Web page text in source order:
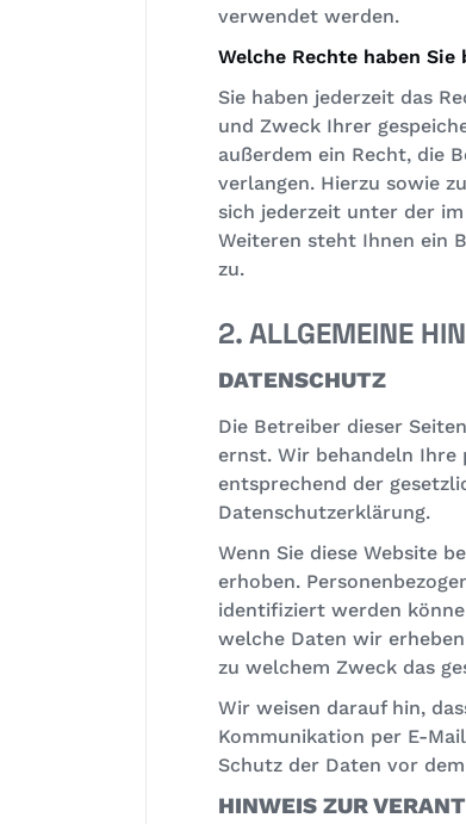
verwendet werden.
Welche Rechte haben
Sie haben jederzeit das
und Zweck Ihrer
außerdem ein Recht, die
verlangen. Hierzu sowie
sich jederzeit unter der im
Weiteren steht Ihnen ein
zu.
2. ALLGEMEINE
DATENSCHUTZ
Die Betreiber dieser
ernst. Wir behandeln Ihre
entsprechend der
Datenschutzerklärung.
Wenn Sie diese Website
erhoben.
identifiziert werden
welche Daten wir
zu welchem Zweck das
Wir weisen darauf hin,
Kommunikation per E-
Schutz der Daten vor
HINWEIS ZUR